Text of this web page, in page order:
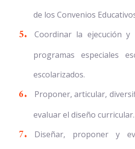
de los Convenios
Coordinar la ejecución
programas especiales
escolarizados.
Proponer, articular,
evaluar el diseño curricular.
Diseñar, proponer y